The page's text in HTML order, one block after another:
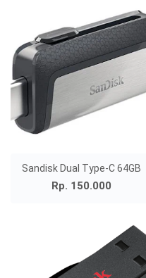
Sandisk Dual Type-C 64GB
Rp. 150.000